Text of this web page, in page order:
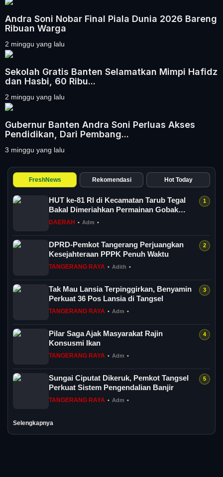
Andra Soni Nobar Final Piala Dunia 2026 Bareng
Ribuan Warga
2 minggu yang lalu
Sekolah Gratis Banten Selamatkan Mimpi Hafidz
dan Hasbi, 60 Ribu...
2 minggu yang lalu
Gubernur Banten Andra Soni Perluas Akses
Pendidikan, Dari Pembang...
3 minggu yang lalu
FreshNews Rekomendasi Hot Today
HUT ke-81 RI di Kecamatan Tarub Tegal
Bakal Dimeriahkan Permainan Gobak
Sodor
DAERAH • Adm •
DPRD-Pemkot Tangerang Perjuangkan
Kesejahteraan PPPK Penuh Waktu
TANGERANG RAYA • Adith •
Tak Mau Lansia Terpinggirkan, Benyamin
Perkuat 36 Pos Lansia di Tangsel
TANGERANG RAYA • Adm •
Pilar Saga Ajak Masyarakat Rajin
Konsusmi Ikan
TANGERANG RAYA • Adm •
Sungai Ciputat Dikeruk, Pemkot Tangsel
Perkuat Sistem Pengendalian Banjir
TANGERANG RAYA • Adm •
Selengkapnya